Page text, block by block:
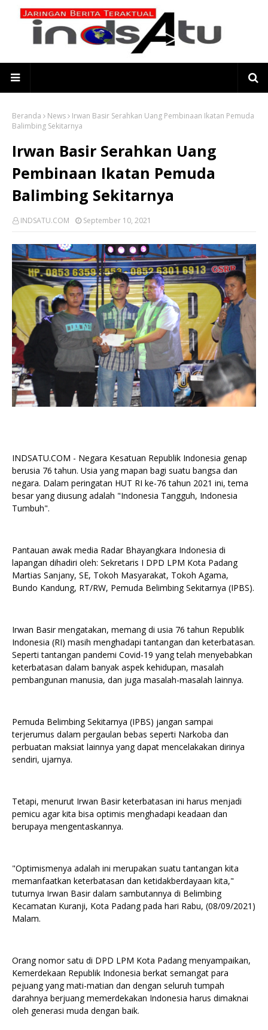
Beranda News
Irwan Basir Serahkan Uang Pembinaan Ikatan Pemuda
Balimbing Sekitarnya
Irwan Basir Serahkan Uang
Pembinaan Ikatan Pemuda
Balimbing Sekitarnya
INDSATU.COM September 10, 2021
INDSATU.COM - Negara Kesatuan Republik Indonesia genap
berusia 76 tahun. Usia yang mapan bagi suatu bangsa dan
negara. Dalam peringatan HUT RI ke-76 tahun 2021 ini, tema
besar yang diusung adalah "Indonesia Tangguh, Indonesia
Tumbuh".
Pantauan awak media Radar Bhayangkara Indonesia di
lapangan dihadiri oleh: Sekretaris I DPD LPM Kota Padang
Martias Sanjany, SE, Tokoh Masyarakat, Tokoh Agama,
Bundo Kandung, RT/RW, Pemuda Belimbing Sekitarnya (IPBS).
Irwan Basir mengatakan, memang di usia 76 tahun Republik
Indonesia (RI) masih menghadapi tantangan dan keterbatasan.
Seperti tantangan pandemi Covid-19 yang telah menyebabkan
keterbatasan dalam banyak aspek kehidupan, masalah
pembangunan manusia, dan juga masalah-masalah lainnya.
Pemuda Belimbing Sekitarnya (IPBS) jangan sampai
terjerumus dalam pergaulan bebas seperti Narkoba dan
perbuatan maksiat lainnya yang dapat mencelakakan dirinya
sendiri, ujarnya.
Tetapi, menurut Irwan Basir keterbatasan ini harus menjadi
pemicu agar kita bisa optimis menghadapi keadaan dan
berupaya mengentaskannya.
"Optimismenya adalah ini merupakan suatu tantangan kita
memanfaatkan keterbatasan dan ketidakberdayaan kita,"
tuturnya Irwan Basir dalam sambutannya di Belimbing
Kecamatan Kuranji, Kota Padang pada hari Rabu, (08/09/2021)
Malam.
Orang nomor satu di DPD LPM Kota Padang menyampaikan,
Kemerdekaan Republik Indonesia berkat semangat para
pejuang yang mati-matian dan dengan seluruh tumpah
darahnya berjuang memerdekakan Indonesia harus dimaknai
oleh generasi muda dengan baik.